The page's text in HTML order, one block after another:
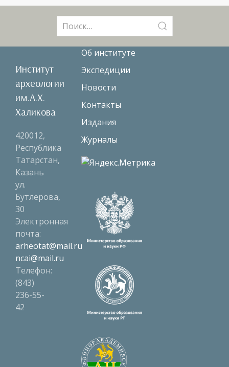
Институт
археологии
им.А.Х.
Халикова
420012,
Республика
Татарстан,
Казань
ул.
Бутлерова,
30
Электронная
почта:
arheotat@mail.ru
ncai@mail.ru
Телефон:
(843)
236-55-
42
Об институте
Экспедиции
Новости
Контакты
Издания
Журналы